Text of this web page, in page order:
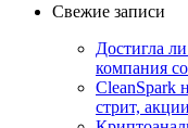
Свежие записи
Достигла
компания
CleanSpark
стрит,